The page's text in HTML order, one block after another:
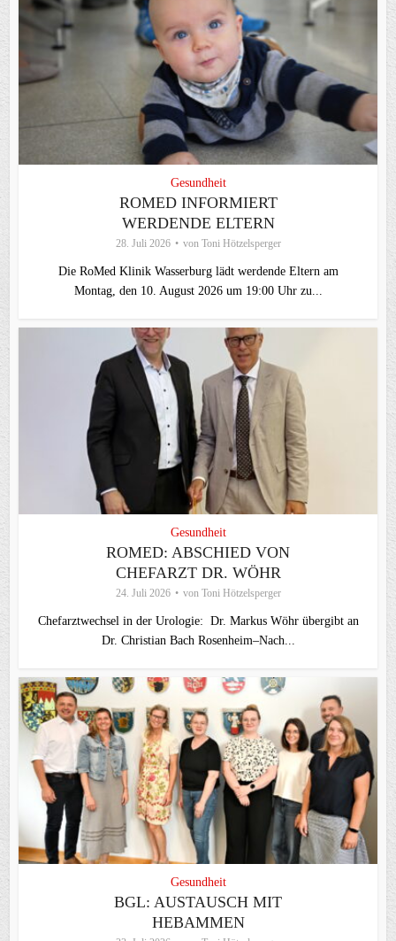
Gesundheit
ROMED INFORMIERT
WERDENDE ELTERN
28. Juli 2026 von Toni Hötzelsperger
Die RoMed Klinik Wasserburg lädt werdende Eltern am
Montag, den 10. August 2026 um 19:00 Uhr zu...
Gesundheit
ROMED: ABSCHIED VON
CHEFARZT DR. WÖHR
24. Juli 2026 von Toni Hötzelsperger
Chefarztwechsel in der Urologie: Dr. Markus Wöhr übergibt an
Dr. Christian Bach Rosenheim–Nach...
Gesundheit
BGL: AUSTAUSCH MIT
HEBAMMEN